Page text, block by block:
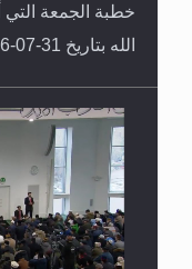
خطبة الجمعة التي
الله بتاريخ 31-07-2026